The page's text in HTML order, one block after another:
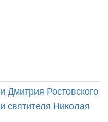
Дмитрия Ростовского
святителя Николая